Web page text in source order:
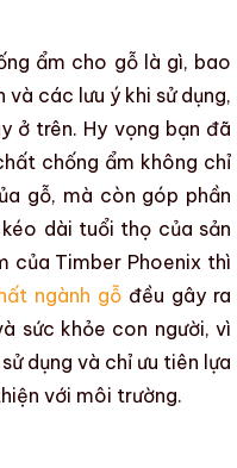
ẩm cho gỗ là gì, bao
các lưu ý khi sử dụng,
ở trên. Hy vọng bạn đã
chống ẩm không chỉ
gỗ, mà còn góp phần
kéo dài tuổi thọ của sản
của Timber Phoenix thì
ngành gỗđều gây ra
sức khỏe con người, vì
dụng và chỉ ưu tiên lựa
với môi trường.